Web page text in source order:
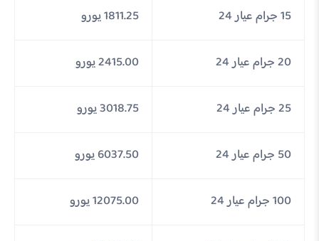
15 جرام عيار 24 1811.25 يورو
20 جرام عيار 24 2415.00 يورو
25 جرام عيار 24 3018.75 يورو
50 جرام عيار 24 6037.50 يورو
100 جرام عيار 24 12075.00 يورو